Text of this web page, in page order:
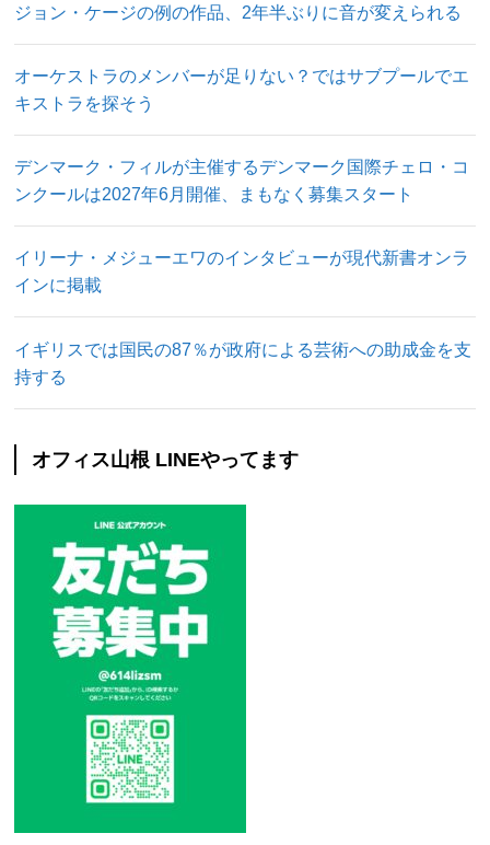
ジョン・ケージの例の作品、2年半ぶりに音が変えられる
オーケストラのメンバーが足りない？ではサブプールでエ
キストラを探そう
デンマーク・フィルが主催するデンマーク国際チェロ・コ
ンクールは2027年6月開催、まもなく募集スタート
イリーナ・メジューエワのインタビューが現代新書オンラ
インに掲載
イギリスでは国民の87％が政府による芸術への助成金を支
持する
オフィス山根 LINEやってます